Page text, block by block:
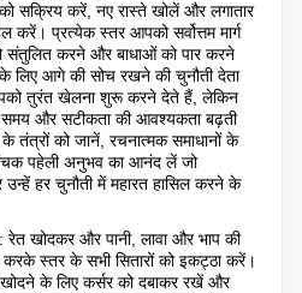
सक्रिय करें, नए रास्ते खोलें और लगातार
करें। प्रत्येक स्तर आपको सर्वोत्तम मार्ग
संतुलित करने और बाधाओं को पार करने
आगे की सोच रखने की चुनौती देता
तुरंत खेलना शुरू करने देते हैं, लेकिन
और सटीकता की आवश्यकता बढ़ती
के तंत्रों को जानें, रचनात्मक समाधानों के
पहेली अनुभव का आनंद लें जो
हर चुनौती में महारत हासिल करने के
खोदकर और पानी, लावा और भाप की
करके स्तर के सभी सितारों को इकट्ठा करें।
के लिए कर्सर को दबाकर रखें और